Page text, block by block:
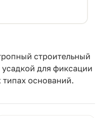
строительный
для фиксации
оснований.